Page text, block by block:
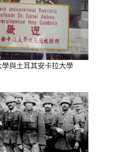
與土耳其安卡拉大學